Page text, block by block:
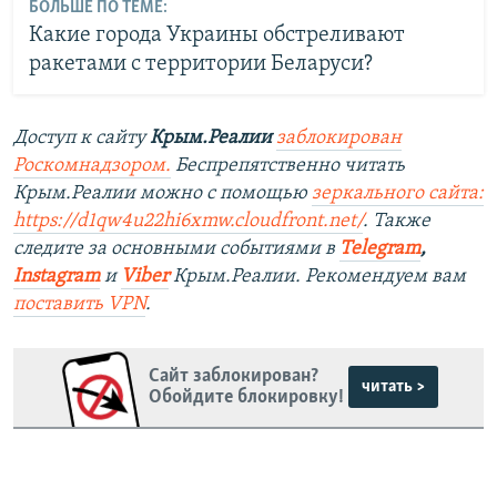
БОЛЬШЕ ПО ТЕМЕ:
Какие города Украины обстреливают
ракетами с территории Беларуси?
Доступ к сайтуКрым.Реалии заблокирован
Роскомнадзором. Беспрепятственно читать
Крым.Реалии можно с помощью зеркального сайта:
https://d1qw4u22hi6xmw.cloudfront.net/. Также
следите за основными событиями в Telegram,
Instagram и Viber Крым.Реалии. Рекомендуем вам
поставить VPN.
Сайт заблокирован?
Обойдите блокировку!
читать >